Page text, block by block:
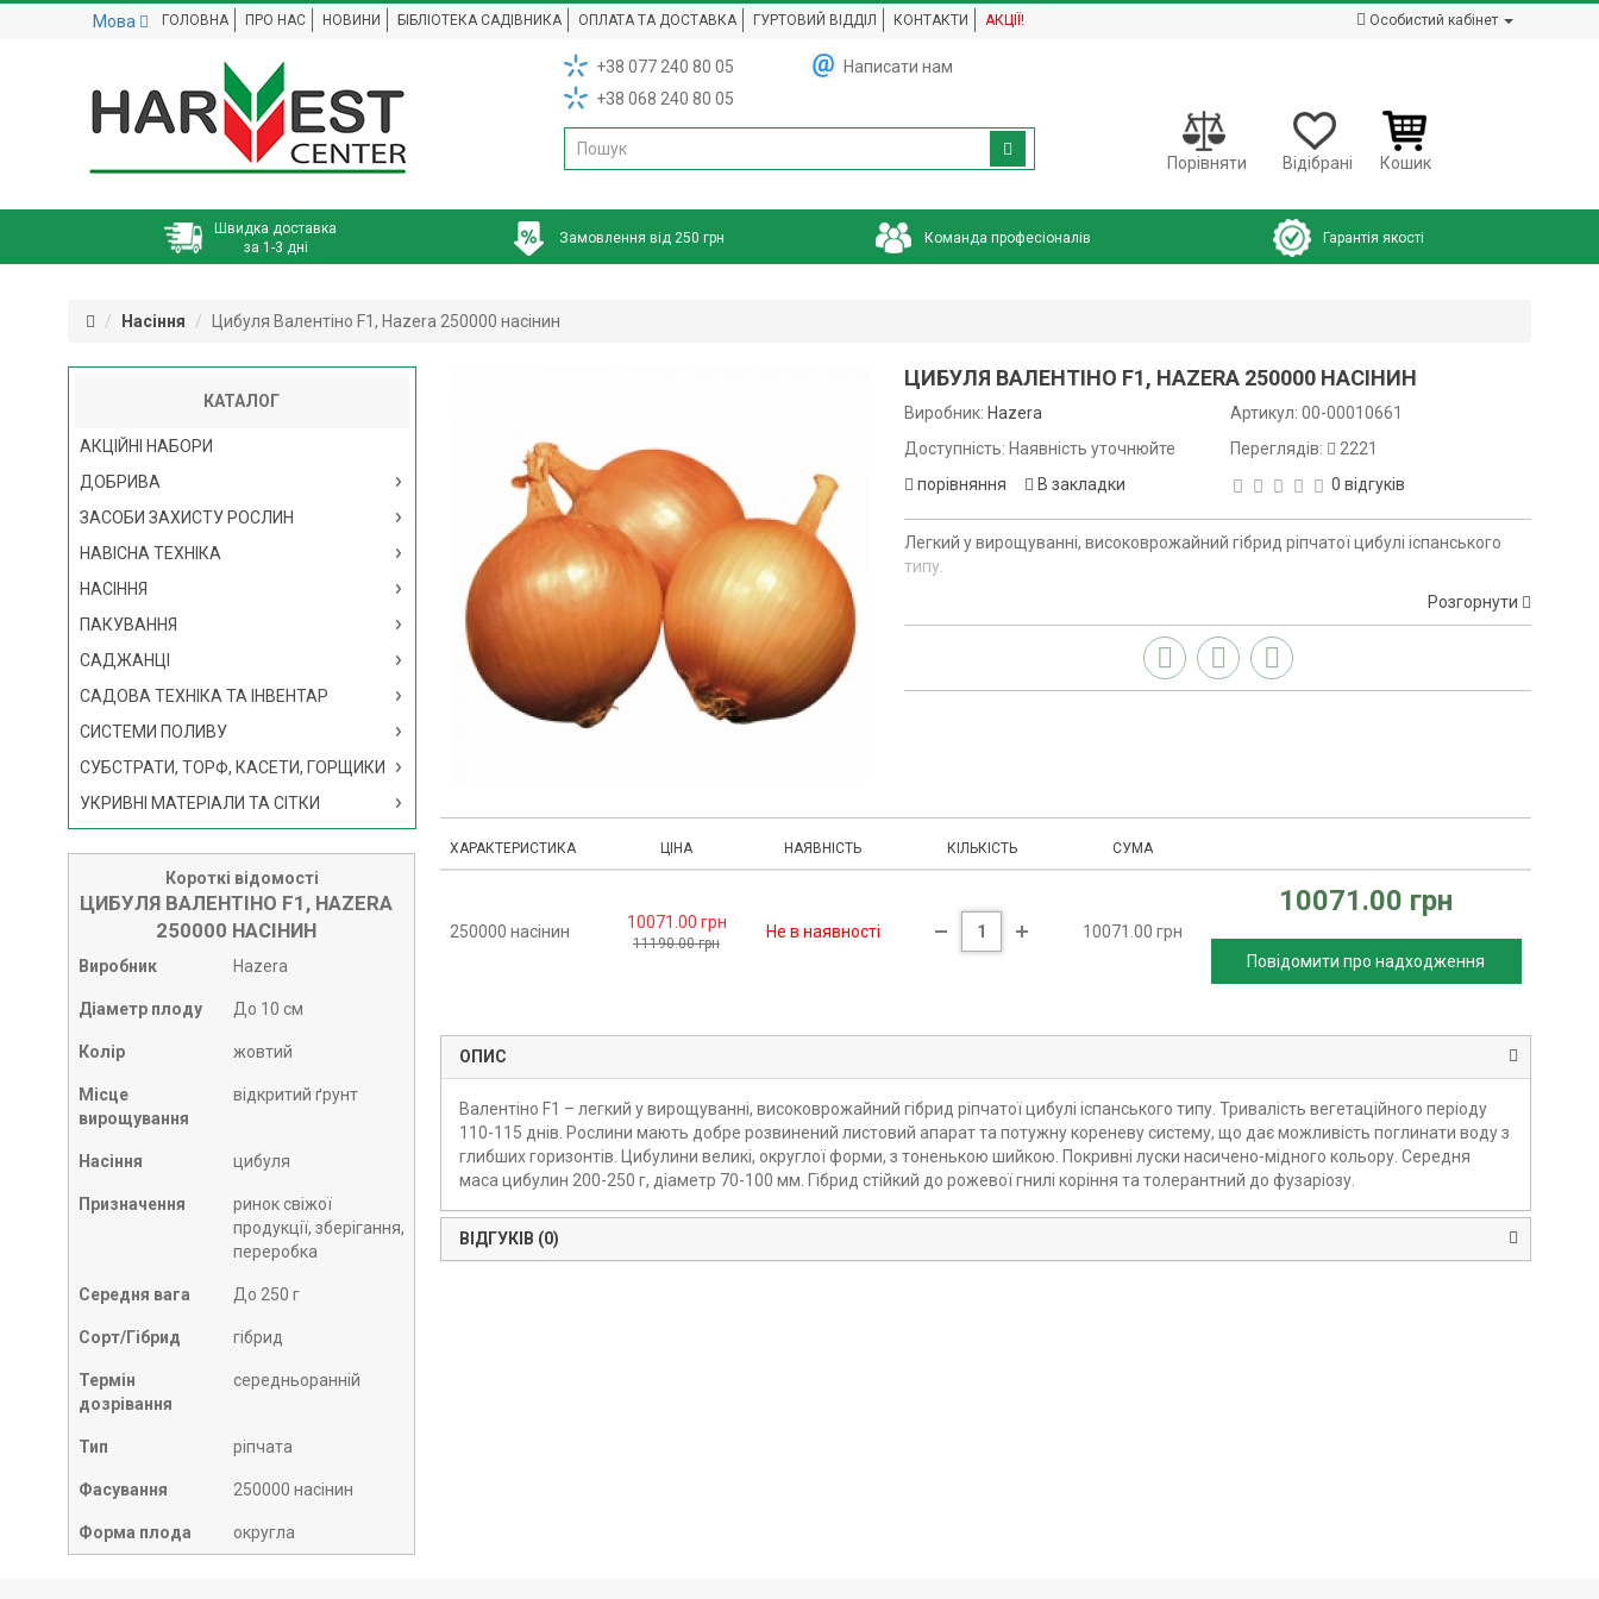
Мова ГОЛОВНА ПРО НАС НОВИНИ БІБЛІОТЕКА САДІВНИКА ОПЛАТА ТА ДОСТАВКА ГУРТОВИЙ ВІДДІЛ КОНТАКТИ АКЦІЇ! Особистий кабінет
+38 077 240 80 05
+38 068 240 80 05
Написати нам
Порівняти Відібрані Кошик
Швидка доставка
за 1-3 дні
Замовлення від 250 грн Команда професіоналів Гарантія якості
Насіння Цибуля Валентіно F1, Hazera 250000 насінин
КАТАЛОГ
АКЦІЙНІ НАБОРИ
ДОБРИВА
ЗАСОБИ ЗАХИСТУ РОСЛИН
НАВІСНА ТЕХНІКА
НАСІННЯ
ПАКУВАННЯ
САДЖАНЦІ
САДОВА ТЕХНІКА ТА ІНВЕНТАР
СИСТЕМИ ПОЛИВУ
СУБСТРАТИ, ТОРФ, КАСЕТИ, ГОРЩИКИ
УКРИВНІ МАТЕРІАЛИ ТА СІТКИ
Короткі відомості
ЦИБУЛЯ ВАЛЕНТІНО F1, HAZERA
250000 НАСІНИН
Виробник Hazera
Діаметр плоду До 10 см
Колір жовтий
Місце
вирощування
відкритий ґрунт
Насіння цибуля
Призначення
ринок свіжої
продукції, зберігання,
переробка
Середня вага До 250 г
Сорт/Гібрид гібрид
Термін
дозрівання
середньоранній
Тип ріпчата
Фасування 250000 насінин
Форма плода округла
ЦИБУЛЯ ВАЛЕНТІНО F1, HAZERA 250000 НАСІНИН
Виробник: Hazera
Доступність: Наявність уточнюйте
порівняння
В закладки
Артикул: 00-00010661
Переглядів:
2221
0 відгуків
Легкий у вирощуванні, високоврожайний гібрид ріпчатої цибулі іспанського
типу.
Розгорнути
ХАРАКТЕРИСТИКА ЦІНА НАЯВНІСТЬ КІЛЬКІСТЬ СУМА
250000 насінин 10071.00 грн
11190.00 грн
Не в наявності 10071.00 грн
10071.00 грн
Повідомити про надходження
ОПИС
Валентіно F1 – легкий у вирощуванні, високоврожайний гібрид ріпчатої цибулі іспанського типу. Тривалість вегетаційного періоду
110-115 днів. Рослини мають добре розвинений листовий апарат та потужну кореневу систему, що дає можливість поглинати воду з
глибших горизонтів. Цибулини великі, округлої форми, з тоненькою шийкою. Покривні луски насичено-мідного кольору. Середня
маса цибулин 200-250 г, діаметр 70-100 мм. Гібрид стійкий до рожевої гнилі коріння та толерантний до фузаріозу.
ВІДГУКІВ (0)